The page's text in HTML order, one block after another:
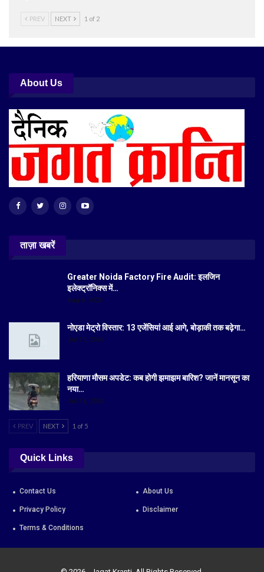
PREV NEXT 1 of 2
About Us
ताज़ा खबरें
Greater Noida Factory Fire Audit: इलजिन
इलेक्ट्रॉनिक्स में…
Aug 6, 2026
नोएडा मेट्रो विस्तार: 13 एजेंसियां आई आगे, बोड़ाकी तक बढ़ेगा…
Jul 19, 2026
हरियाणा मौसम अपडेट: कब होगी झमाझम बारिश? जानें मानसून का
नया…
Jul 18, 2026
PREV NEXT 1 of 5
Quick Links
Contact Us About Us
Privacy Policy Disclaimer
Terms & Conditions